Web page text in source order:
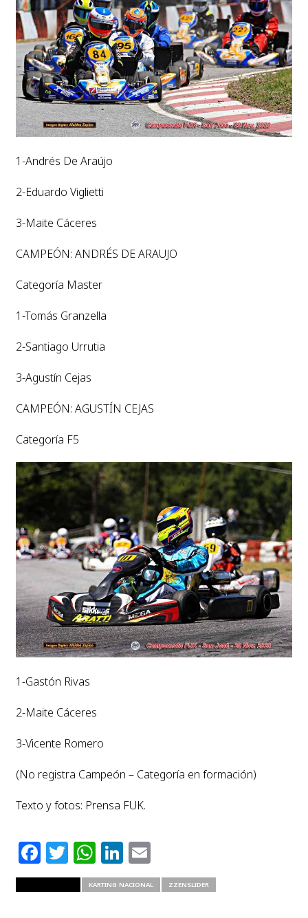
1-Andrés De Araújo
2-Eduardo Viglietti
3-Maite Cáceres
CAMPEÓN: ANDRÉS DE ARAUJO
Categoría Master
1-Tomás Granzella
2-Santiago Urrutia
3-Agustín Cejas
CAMPEÓN: AGUSTÍN CEJAS
Categoría F5
1-Gastón Rivas
2-Maite Cáceres
3-Vicente Romero
(No registra Campeón – Categoría en formación)
Texto y fotos: Prensa FUK.
Facebook
Twitter
WhatsApp
LinkedIn
Email
KARTING NACIONAL ZZENSLIDER